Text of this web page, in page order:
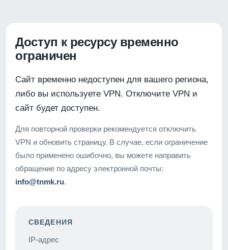
Доступ к ресурсу временно
ограничен
Сайт временно недоступен для вашего региона,
либо вы используете VPN. Отключите VPN и
сайт будет доступен.
Для повторной проверки рекомендуется отключить
VPN и обновить страницу. В случае, если ограничение
было применено ошибочно, вы можете направить
обращение по адресу электронной почты:
info@tnmk.ru.
СВЕДЕНИЯ
IP-адрес